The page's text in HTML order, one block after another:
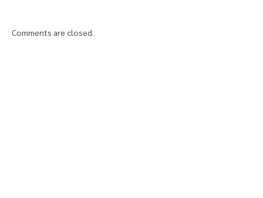
Comments are closed.